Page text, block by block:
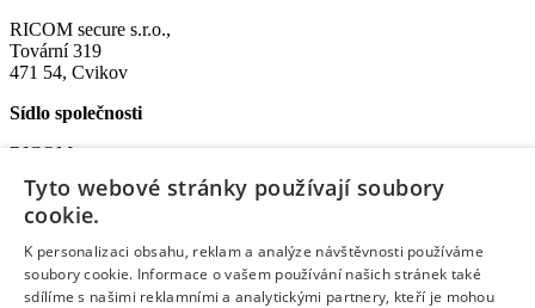
RICOM secure s.r.o.,
Tovární 319
471 54, Cvikov
Sídlo společnosti
RICOM secure s.r.o.
Na Bělidle 1135
Liberec VI-Rochlice
460 06 Liberec
IČO: 08572852
DIČ: CZ08572852
Tyto webové stránky používají soubory
cookie.
K personalizaci obsahu, reklam a analýze návštěvnosti používáme
soubory cookie. Informace o vašem používání našich stránek také
sdílíme s našimi reklamními a analytickými partnery, kteří je mohou